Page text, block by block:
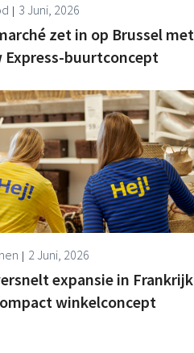
3 Juni, 2026
zet in op Brussel met
Express-buurtconcept
2 Juni, 2026
expansie in Frankrijk
winkelconcept